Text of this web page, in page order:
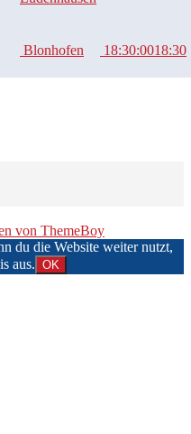
Blonhofen 18:30:0018:30
von ThemeBoy
du die Website weiter nutzt,
aus. OK